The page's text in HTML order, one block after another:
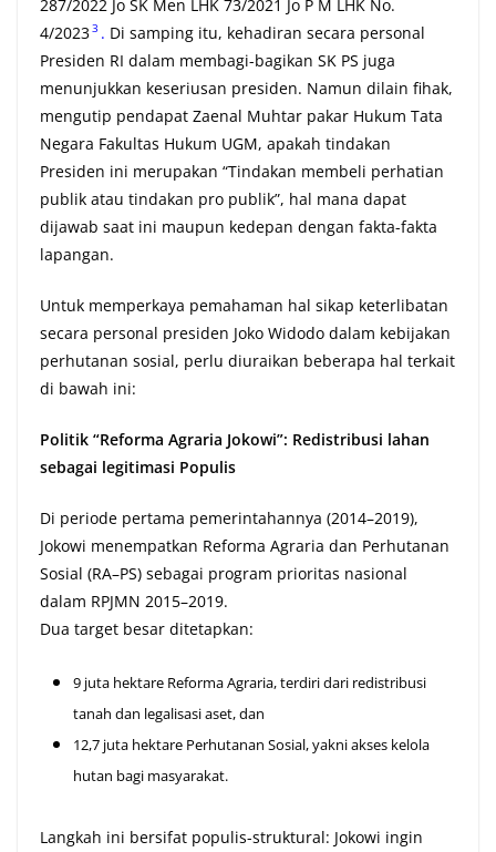
287/2022 Jo SK Men LHK 73/2021 Jo P M LHK No.
4/20233 . Di samping itu, kehadiran secara personal
Presiden RI dalam membagi-bagikan SK PS juga
menunjukkan keseriusan presiden. Namun dilain fihak,
mengutip pendapat Zaenal Muhtar pakar Hukum Tata
Negara Fakultas Hukum UGM, apakah tindakan
Presiden ini merupakan “Tindakan membeli perhatian
publik atau tindakan pro publik”, hal mana dapat
dijawab saat ini maupun kedepan dengan fakta-fakta
lapangan.
Untuk memperkaya pemahaman hal sikap keterlibatan
secara personal presiden Joko Widodo dalam kebijakan
perhutanan sosial, perlu diuraikan beberapa hal terkait
di bawah ini:
Politik “Reforma Agraria Jokowi”: Redistribusi lahan
sebagai legitimasi Populis
Di periode pertama pemerintahannya (2014–2019),
Jokowi menempatkan Reforma Agraria dan Perhutanan
Sosial (RA–PS) sebagai program prioritas nasional
dalam RPJMN 2015–2019.
Dua target besar ditetapkan:
9 juta hektare Reforma Agraria, terdiri dari redistribusi
tanah dan legalisasi aset, dan
12,7 juta hektare Perhutanan Sosial, yakni akses kelola
hutan bagi masyarakat.
Langkah ini bersifat populis-struktural: Jokowi ingin